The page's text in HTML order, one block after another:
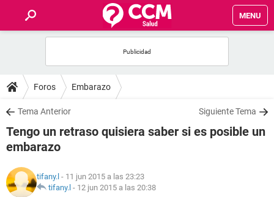
MENU
FOROS
SALUD
FAMILIA
NUTRICIÓN
Foros Embarazo
Tema Anterior Siguiente Tema
Tengo un retraso quisiera saber si es posible un
embarazo
tifany.l - 11 jun 2015 a las 23:23
tifany.l - 12 jun 2015 a las 20:38